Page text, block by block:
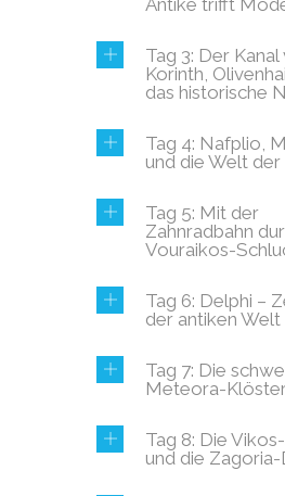
Tag 3: Der Kanal
Korinth,
das historische
Tag 4: Nafplio,
und die Welt
Tag 5: Mit der
Zahnradbahn
Vouraikos-
Tag 6: Delphi –
der antiken Welt
Tag 7: Die
Meteora-
Tag 8: Die
und die